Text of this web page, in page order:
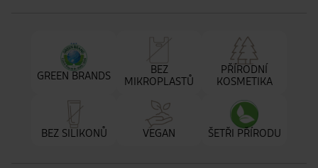
GREEN BRANDS
BEZ
MIKROPLASTŮ
PŘÍRODNÍ
KOSMETIKA
BEZ SILIKONŮ VEGAN ŠETŘI PŘÍRODU